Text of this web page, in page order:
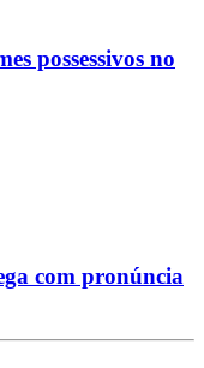
possessivos no
com pronúncia